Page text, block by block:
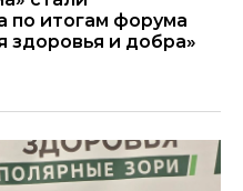
по итогам форума
здоровья и добра»